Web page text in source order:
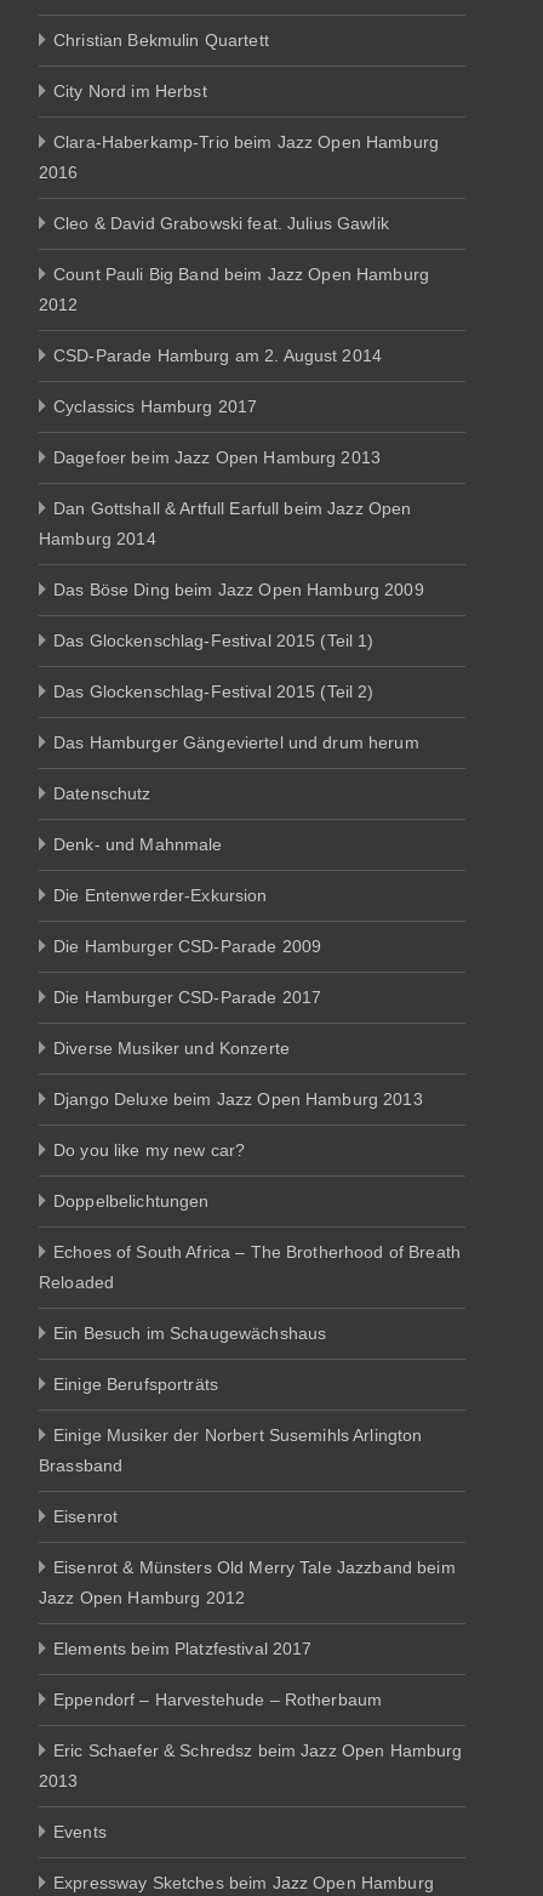
Christian Bekmulin Quartett
City Nord im Herbst
Clara-Haberkamp-Trio beim Jazz Open Hamburg
2016
Cleo & David Grabowski feat. Julius Gawlik
Count Pauli Big Band beim Jazz Open Hamburg
2012
CSD-Parade Hamburg am 2. August 2014
Cyclassics Hamburg 2017
Dagefoer beim Jazz Open Hamburg 2013
Dan Gottshall & Artfull Earfull beim Jazz Open
Hamburg 2014
Das Böse Ding beim Jazz Open Hamburg 2009
Das Glockenschlag-Festival 2015 (Teil 1)
Das Glockenschlag-Festival 2015 (Teil 2)
Das Hamburger Gängeviertel und drum herum
Datenschutz
Denk- und Mahnmale
Die Entenwerder-Exkursion
Die Hamburger CSD-Parade 2009
Die Hamburger CSD-Parade 2017
Diverse Musiker und Konzerte
Django Deluxe beim Jazz Open Hamburg 2013
Do you like my new car?
Doppelbelichtungen
Echoes of South Africa – The Brotherhood of Breath
Reloaded
Ein Besuch im Schaugewächshaus
Einige Berufsporträts
Einige Musiker der Norbert Susemihls Arlington
Brassband
Eisenrot
Eisenrot & Münsters Old Merry Tale Jazzband beim
Jazz Open Hamburg 2012
Elements beim Platzfestival 2017
Eppendorf – Harvestehude – Rotherbaum
Eric Schaefer & Schredsz beim Jazz Open Hamburg
2013
Events
Expressway Sketches beim Jazz Open Hamburg